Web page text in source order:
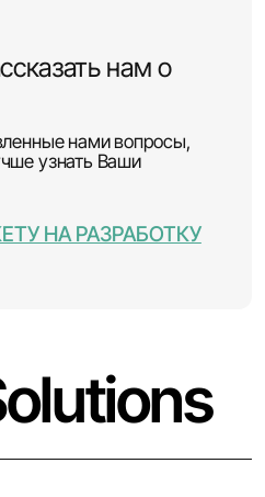
нам о
нами вопросы,
узнать Ваши
НА РАЗРАБОТКУ